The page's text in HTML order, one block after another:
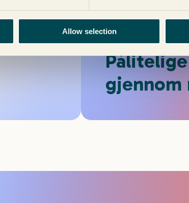
Allow selection
gjennom